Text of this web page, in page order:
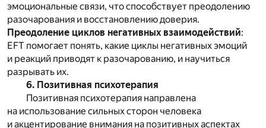
эмоциональные связи, что способствует преодолению
разочарования и восстановлению доверия.
Преодоление циклов негативных взаимодействий:
EFT помогает понять, какие циклы негативных эмоций
и реакций приводят к разочарованию, и научиться
разрывать их.
6. Позитивная психотерапия
Позитивная психотерапия направлена
на использование сильных сторон человека
и акцентирование внимания на позитивных аспектах